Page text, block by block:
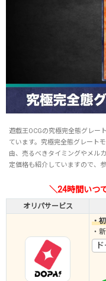
遊戯王OCGの究極完全態グレー
ています。究極完全態グレート
由、売るべきタイミングやメル
定価格も紹介していますので、
＼24時間いつ
オリパサービス
・
・